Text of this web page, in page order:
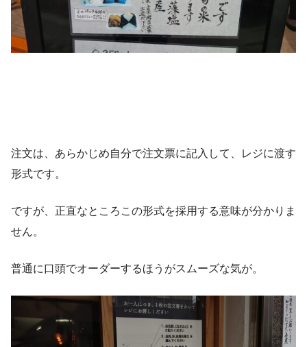
注文は、あらかじめ自分で注文票に記入して、レジに渡す
形式です。
ですが、正直なところこの形式を採用する意味が分かりま
せん。
普通に口頭でオーダーするほうがスムーズな気が。